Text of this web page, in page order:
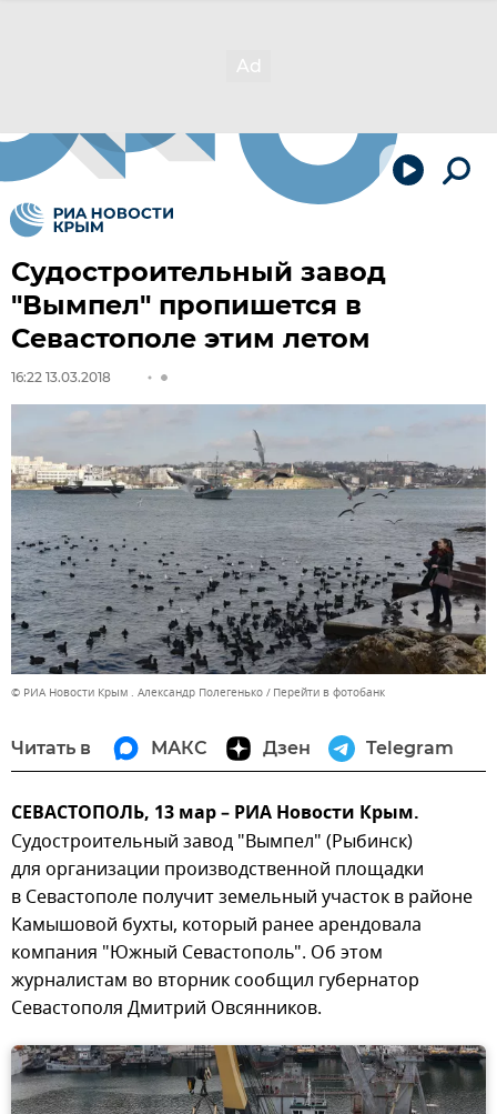
Судостроительный завод
"Вымпел" пропишется в
Севастополе этим летом
16:22 13.03.2018
© РИА Новости Крым . Александр Полегенько Перейти в фотобанк
Читать в МАКС Дзен Telegram
СЕВАСТОПОЛЬ, 13 мар – РИА Новости Крым.
Судостроительный завод "Вымпел" (Рыбинск)
для организации производственной площадки
в Севастополе получит земельный участок в районе
Камышовой бухты, который ранее арендовала
компания "Южный Севастополь". Об этом
журналистам во вторник сообщил губернатор
Севастополя Дмитрий Овсянников.